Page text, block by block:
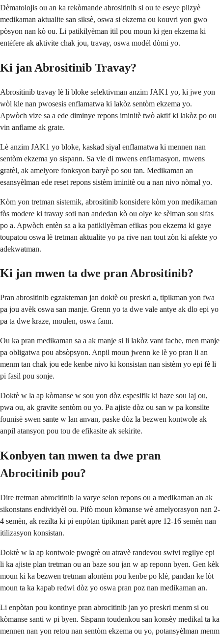
Dèmatolojis ou an ka rekòmande abrositinib si ou te eseye plizyè
medikaman aktualite san siksè, oswa si ekzema ou kouvri yon gwo
pòsyon nan kò ou. Li patikilyèman itil pou moun ki gen ekzema ki
entèfere ak aktivite chak jou, travay, oswa modèl dòmi yo.
Ki jan Abrositinib Travay?
Abrositinib travay lè li bloke selektivman anzim JAK1 yo, ki jwe yon
wòl kle nan pwosesis enflamatwa ki lakòz sentòm ekzema yo.
Apwòch vize sa a ede diminye repons iminitè twò aktif ki lakòz po ou
vin anflame ak grate.
Lè anzim JAK1 yo bloke, kaskad siyal enflamatwa ki mennen nan
sentòm ekzema yo sispann. Sa vle di mwens enflamasyon, mwens
gratèl, ak amelyore fonksyon baryè po sou tan. Medikaman an
esansyèlman ede reset repons sistèm iminitè ou a nan nivo nòmal yo.
Kòm yon tretman sistemik, abrositinib konsidere kòm yon medikaman
fòs modere ki travay soti nan andedan kò ou olye ke sèlman sou sifas
po a. Apwòch entèn sa a ka patikilyèman efikas pou ekzema ki gaye
toupatou oswa lè tretman aktualite yo pa rive nan tout zòn ki afekte yo
adekwatman.
Ki jan mwen ta dwe pran Abrositinib?
Pran abrositinib egzakteman jan doktè ou preskri a, tipikman yon fwa
pa jou avèk oswa san manje. Grenn yo ta dwe vale antye ak dlo epi yo
pa ta dwe kraze, moulen, oswa fann.
Ou ka pran medikaman sa a ak manje si li lakòz vant fache, men manje
pa obligatwa pou absòpsyon. Anpil moun jwenn ke lè yo pran li an
menm tan chak jou ede kenbe nivo ki konsistan nan sistèm yo epi fè li
pi fasil pou sonje.
Doktè w la ap kòmanse w sou yon dòz espesifik ki baze sou laj ou,
pwa ou, ak gravite sentòm ou yo. Pa ajiste dòz ou san w pa konsilte
founisè swen sante w lan anvan, paske dòz la bezwen kontwole ak
anpil atansyon pou tou de efikasite ak sekirite.
Konbyen tan mwen ta dwe pran
Abrocitinib pou?
Dire tretman abrocitinib la varye selon repons ou a medikaman an ak
sikonstans endividyèl ou. Pifò moun kòmanse wè amelyorasyon nan 2-
4 semèn, ak rezilta ki pi enpòtan tipikman parèt apre 12-16 semèn nan
itilizasyon konsistan.
Doktè w la ap kontwole pwogrè ou atravè randevou swivi regilye epi
li ka ajiste plan tretman ou an baze sou jan w ap reponn byen. Gen kèk
moun ki ka bezwen tretman alontèm pou kenbe po klè, pandan ke lòt
moun ta ka kapab redwi dòz yo oswa pran poz nan medikaman an.
Li enpòtan pou kontinye pran abrocitinib jan yo preskri menm si ou
kòmanse santi w pi byen. Sispann toudenkou san konsèy medikal ta ka
mennen nan yon retou nan sentòm ekzema ou yo, potansyèlman menm